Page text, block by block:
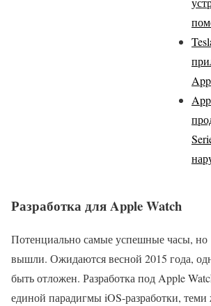
Разработка для Apple Watch
Потенциально самые успешные часы, но
вышли. Ожидаются весной 2015 года,
быть отложен. Разработка под Apple
единой парадигмы iOS-разработки, теми